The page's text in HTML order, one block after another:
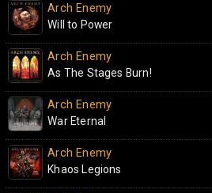
Arch Enemy
Will to Power
Arch Enemy
As The Stages Burn!
Arch Enemy
War Eternal
Arch Enemy
Khaos Legions